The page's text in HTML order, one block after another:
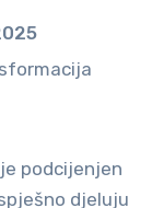
podcijenjen
djeluju